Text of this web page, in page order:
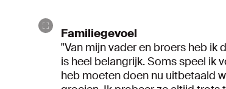
Familiegevoel
"Van mijn vader en broers heb ik
is heel belangrijk. Soms speel ik
heb moeten doen nu uitbetaald